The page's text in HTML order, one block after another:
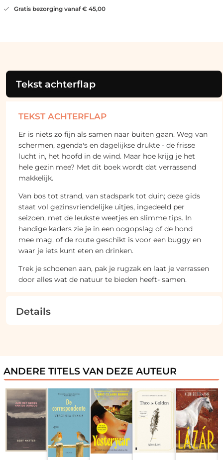
Gratis bezorging vanaf € 45,00
Tekst achterflap
TEKST ACHTERFLAP
Er is niets zo fijn als samen naar buiten gaan. Weg van
schermen, agenda's en dagelijkse drukte - de frisse
lucht in, het hoofd in de wind. Maar hoe krijg je het
hele gezin mee? Met dit boek wordt dat verrassend
makkelijk.
Van bos tot strand, van stadspark tot duin; deze gids
staat vol gezinsvriendelijke uitjes, ingedeeld per
seizoen, met de leukste weetjes en slimme tips. In
handige kaders zie je in een oogopslag of de hond
mee mag, of de route geschikt is voor een buggy en
waar je iets kunt eten en drinken.
Trek je schoenen aan, pak je rugzak en laat je verrassen
door alles wat de natuur te bieden heeft- samen.
Details
ANDERE TITELS VAN DEZE AUTEUR